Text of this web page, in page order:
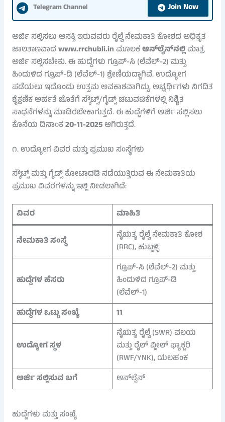
Telegram Channel Join Now
ಅರ್ಜಿ ಸಲ್ಲಿಸಲು ಆಸಕ್ತಿ ಇರುವವರು ರೈಲ್ವೆ ನೇಮಕಾತಿ ಕೋಶದ ಅಧಿಕೃತ
ಜಾಲತಾಣವಾದwww.rrchubli.inಮೂಲಕಆನ್‌ಲೈನ್‌ನಲ್ಲಿಮಾತ್ರ
ಅರ್ಜಿ ಸಲ್ಲಿಸಬೇಕು. ಈ ಹುದ್ದೆಗಳು ಗ್ರೂಪ್‌-ಸಿ (ಲೆವೆಲ್-2) ಮತ್ತು
ಹಿಂದುಳಿದ ಗ್ರೂಪ್‌-ಡಿ (ಲೆವೆಲ್-1) ಶ್ರೇಣಿಯದ್ದಾಗಿವೆ. ಉದ್ಯೋಗ
ಪಡೆಯಲು ಇದೊಂದು ಉತ್ತಮ ಅವಕಾಶವಾಗಿದ್ದು, ಅಭ್ಯರ್ಥಿಗಳು ನಿಗದಿತ
ಶೈಕ್ಷಣಿಕ ಅರ್ಹತೆ ಜೊತೆಗೆ ಸ್ಕೌಟ್ಸ್‌/ಗೈಡ್ಸ್‌ ಚಟುವಟಿಕೆಗಳಲ್ಲಿ ನಿಶ್ಚಿತ
ಸಾಧನೆಗಳನ್ನು ಮಾಡಿರಬೇಕಾಗುತ್ತದೆ. ಈ ಹುದ್ದೆಗಳಿಗೆ ಅರ್ಜಿ ಸಲ್ಲಿಸಲು
ಕೊನೆಯ ದಿನಾಂಕ20-11-2025ಆಗಿರುತ್ತದೆ.
೧. ಉದ್ಯೋಗ ವಿವರ ಮತ್ತು ಪ್ರಮುಖ ಸಂಸ್ಥೆಗಳು
ಸ್ಕೌಟ್ಸ್‌ ಮತ್ತು ಗೈಡ್ಸ್‌ ಕೋಟಾದಡಿ ನಡೆಯುತ್ತಿರುವ ಈ ನೇಮಕಾತಿಯ
ಪ್ರಮುಖ ವಿವರಗಳನ್ನು ಇಲ್ಲಿ ನೀಡಲಾಗಿದೆ:
ವಿವರ ಮಾಹಿತಿ
ನೇಮಕಾತಿ ಸಂಸ್ಥೆ
ನೈಋತ್ಯ ರೈಲ್ವೆ ನೇಮಕಾತಿ ಕೋಶ
(RRC), ಹುಬ್ಬಳ್ಳಿ
ಹುದ್ದೆಗಳ ಹೆಸರು
ಗ್ರೂಪ್‌-ಸಿ (ಲೆವೆಲ್-2) ಮತ್ತು
ಹಿಂದುಳಿದ ಗ್ರೂಪ್‌-ಡಿ
(ಲೆವೆಲ್-1)
ಹುದ್ದೆಗಳ ಒಟ್ಟು ಸಂಖ್ಯೆ
11
ಉದ್ಯೋಗ ಸ್ಥಳ
ನೈಋತ್ಯ ರೈಲ್ವೆ (SWR) ವಲಯ
ಮತ್ತು ರೈಲ್ ವ್ಹೀಲ್ ಫ್ಯಾಕ್ಟರಿ
(RWF/YNK), ಯಲಹಂಕ
ಅರ್ಜಿ ಸಲ್ಲಿಸುವ ಬಗೆ
ಆನ್‌ಲೈನ್
ಹುದ್ದೆಗಳು ಮತ್ತು ಸಂಖ್ಯೆ